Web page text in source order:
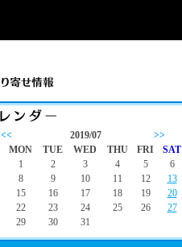
<< 2019/07
>>
MON TUE WED THU FRI
SAT
1
2 3 4 5
6
8 9 10 11 12
13
15 16 17 18 19
20
22 23 24 25 26
27
29 30 31